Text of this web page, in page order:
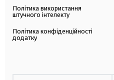
Політика використання
штучного інтелекту
Політика конфіденційності
додатку